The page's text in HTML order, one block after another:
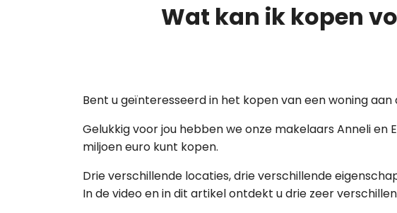
Wat kan ik kopen
Bent u geïnteresseerd in het kopen van een woning
Gelukkig voor jou hebben we onze makelaars Anneli
miljoen euro kunt kopen.
Drie verschillende locaties, drie verschillende
In de video en in dit artikel ontdekt u drie zeer